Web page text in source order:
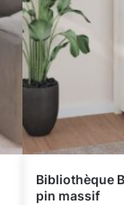
Bibliothèque
pin massif